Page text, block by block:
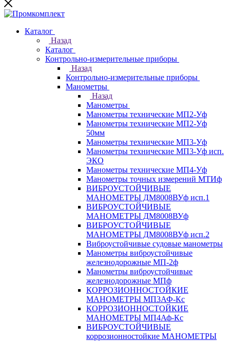
Каталог
Назад
Каталог
Контрольно-измерительные приборы
Назад
Контрольно-измерительные приборы
Манометры
Назад
Манометры
Манометры технические МП2-Уф
Манометры технические МП2-Уф
50мм
Манометры технические МП3-Уф
Манометры технические МП3-Уф исп.
ЭКО
Манометры технические МП4-Уф
Манометры точных измерений МТИф
ВИБРОУСТОЙЧИВЫЕ
МАНОМЕТРЫ ДМ8008ВУф исп.1
ВИБРОУСТОЙЧИВЫЕ
МАНОМЕТРЫ ДМ8008ВУф
ВИБРОУСТОЙЧИВЫЕ
МАНОМЕТРЫ ДМ8008ВУф исп.2
Виброустойчивые судовые манометры
Манометры виброустойчивые
железнодорожные МП-2ф
Манометры виброустойчивые
железнодорожные МПф
КОРРОЗИОННОСТОЙКИЕ
МАНОМЕТРЫ МП3АФ-Кс
КОРРОЗИОННОСТОЙКИЕ
МАНОМЕТРЫ МП4Аф-Кс
ВИБРОУСТОЙЧИВЫЕ
коррозионностойкие МАНОМЕТРЫ